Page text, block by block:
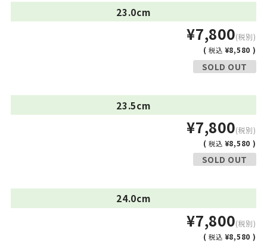
23.0cm
¥7,800(税別)
(税込 ¥8,580 )
SOLD OUT
23.5cm
¥7,800(税別)
(税込 ¥8,580 )
SOLD OUT
24.0cm
¥7,800(税別)
(税込 ¥8,580 )